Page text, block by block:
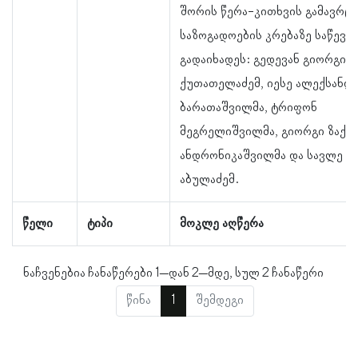
წელი ტიპი მოკლე აღწერა
შორის წერა-კითხვის
საზოგადოების კრებაზე
გადაიხადეს: გედევან გიორგის
ქუთათელაძემ, იესე
ბარათაშვილმა, ტრიფონ
მეგრელიშვილმა, გიორგი
ანდრონიკაშვილმა და სავლე
აბულაძემ.
ნაჩვენებია ჩანაწერები 1–დან 2–მდე, სულ 2 ჩანაწერი
წინა
1 შემდეგი